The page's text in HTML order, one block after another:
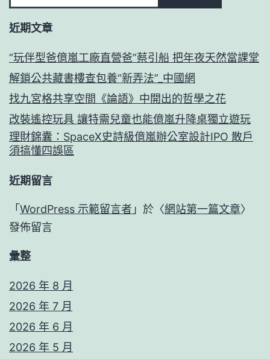
近期文章
“玩伴型爸億嵐工廠直營爸”蔡引船 把年夜天然當課堂
解鎖公共藏書樓查包養“新弄法”_中國網
找九宮格共享空間《論語》中開出的哲學之花
改裝遙控玩具 讓特需兒童也能億嵐升降桌獨立遊玩
理財錦囊：SpaceX史詩級億嵐辦公室設計IPO 散戶
須搞懂四誤區
近期留言
「 WordPress 示範留言者 」於〈網站第一篇文章〉
發佈留言
彙整
2026 年 8 月
2026 年 7 月
2026 年 6 月
2026 年 5 月